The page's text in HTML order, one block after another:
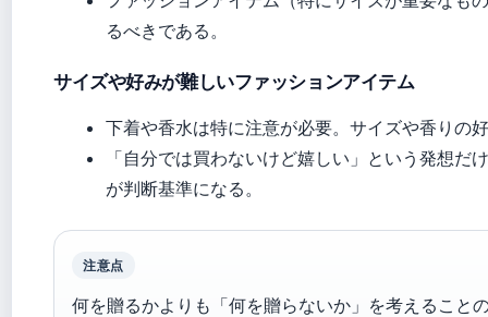
るべきである。
サイズや好みが難しいファッションアイテム
下着や香水は特に注意が必要。サイズや香りの
「自分では買わないけど嬉しい」という発想
が判断基準になる。
注意点
何を贈るかよりも「何を贈らないか」を考えること